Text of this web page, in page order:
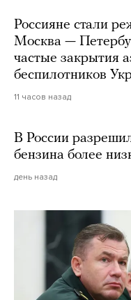
Россияне стали
Москва —
частые закрытия
беспилотников
11 часов назад
В России
бензина более
день назад